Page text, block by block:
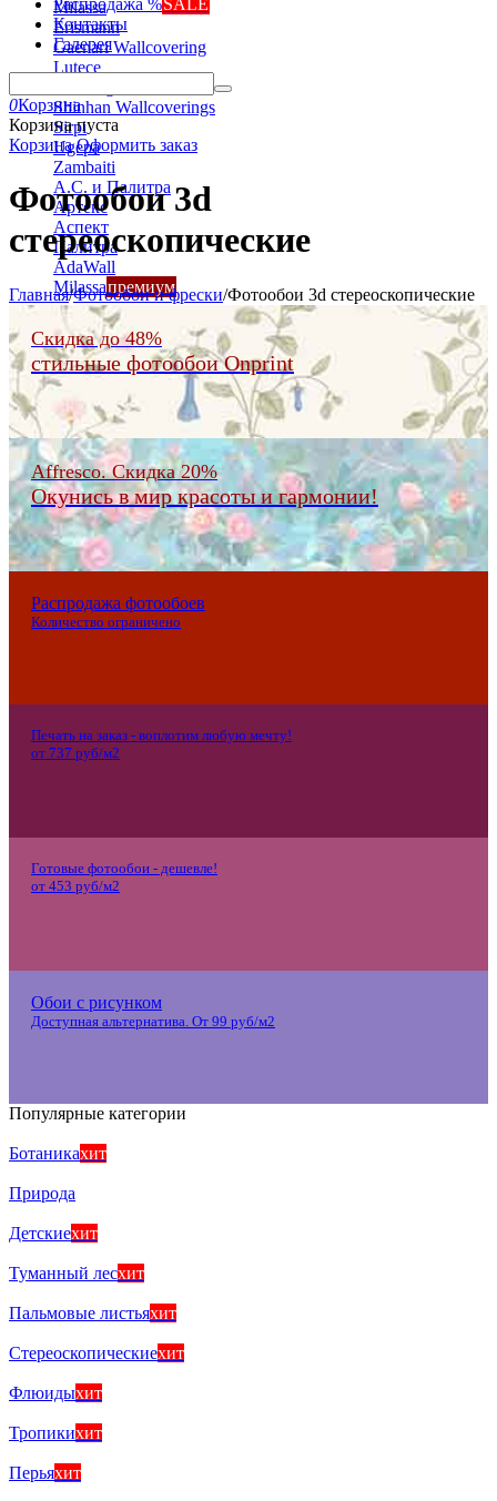
Milassa
Erismann
Gaenari Wallcovering
Lutece
Shinhan Wallcoverings
Sirpi
Ugepa
Zambaiti
А.С. и Палитра
Артекс
Аспект
Палитра
AdaWall
Milassaпремиум
Распродажа %SALE
Контакты
Галерея
0Корзина
Корзина пуста
Корзина Оформить заказ
Фотообои 3d
стереоскопические
Главная/Фотообои и фрески/Фотообои 3d стереоскопические
Скидка до 48%
стильные фотообои Onprint
Affresco. Скидка 20%
Окунись в мир красоты и гармонии!
Распродажа фотообоев
Количество ограничено
Печать на заказ - воплотим любую мечту!
от 737 руб/м2
Готовые фотообои - дешевле!
от 453 руб/м2
Обои с рисунком
Доступная альтернатива. От 99 руб/м2
Популярные категории
Ботаникахит
Природа
Детскиехит
Туманный лесхит
Пальмовые листьяхит
Стереоскопическиехит
Флюидыхит
Тропикихит
Перьяхит